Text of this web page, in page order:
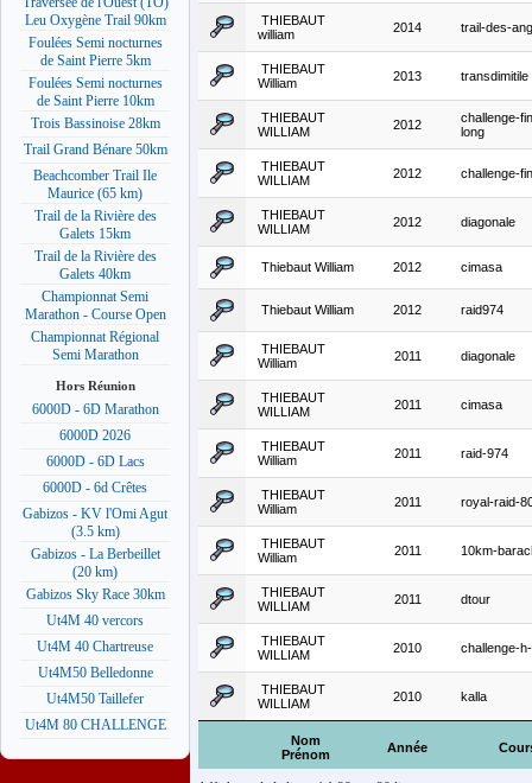
Leu Oxygène Trail 90km
Foulées Semi nocturnes
de Saint Pierre 5km
Foulées Semi nocturnes
de Saint Pierre 10km
Trois Bassinoise 28km
Trail Grand Bénare 50km
Beachcomber Trail Ile
Maurice (65 km)
Trail de la Rivière des
Galets 15km
Trail de la Rivière des
Galets 40km
Championnat Semi
Marathon - Course Open
Championnat Régional
Semi Marathon
Hors Réunion
6000D - 6D Marathon
6000D 2026
6000D - 6D Lacs
6000D - 6d Crêtes
Gabizos - KV l'Omi Agut
(3.5 km)
Gabizos - La Berbeillet
(20 km)
Gabizos Sky Race 30km
Ut4M 40 vercors
Ut4M 40 Chartreuse
Ut4M50 Belledonne
Ut4M50 Taillefer
Ut4M 80 CHALLENGE
Nom
Prénom
Année
THIEBAUT
william
2014 trail-des-
THIEBAUT
William
2013 transdimitile
THIEBAUT
WILLIAM
2012
challenge-
long
THIEBAUT
WILLIAM
2012 challenge-
THIEBAUT
WILLIAM
2012 diagonale
Thiebaut William 2012 cimasa
Thiebaut William 2012 raid974
THIEBAUT
William
2011 diagonale
THIEBAUT
WILLIAM
2011 cimasa
THIEBAUT
William
2011 raid-974
THIEBAUT
William
2011 royal-raid-
THIEBAUT
William
2011 10km-
THIEBAUT
WILLIAM
2011 dtour
THIEBAUT
WILLIAM
2010 challenge-
THIEBAUT
WILLIAM
2010 kalla